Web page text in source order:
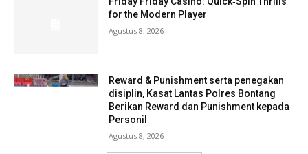
for the Modern Player
Agustus 8, 2026
Reward & Punishment serta penegakan
disiplin, Kasat Lantas Polres Bontang
Berikan Reward dan Punishment kepada
Personil
Agustus 8, 2026